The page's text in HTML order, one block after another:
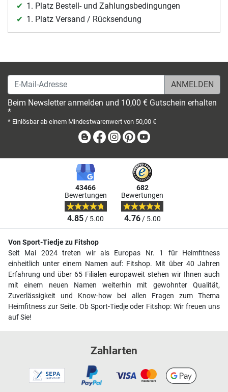
1. Platz Bestell- und Zahlungsbedingungen
1. Platz Versand / Rücksendung
E-Mail-Adresse
Beim Newsletter anmelden und 10,00 € Gutschein erhalten
*
* Einlösbar ab einem Mindestwarenwert von 50,00 €
BlogFacebook
Instagram
Pinterest
43466
Bewertungen
4.85/ 5.00
682
Bewertungen
4.76/ 5.00
Von Sport-Tiedje zu Fitshop
Seit Mai 2024 treten wir als Europas Nr. 1 für Heimfitness
einheitlich unter einem Namen auf: Fitshop. Mit über 40 Jahren
Erfahrung und über 65 Filialen europaweit stehen wir Ihnen auch
mit einem neuen Namen weiterhin mit gewohnter Qualität,
Zuverlässigkeit und Know-how bei allen Fragen zum Thema
Heimfitness zur Seite. Ob Sport-Tiedje oder Fitshop: Wir freuen uns
auf Sie!
Zahlarten